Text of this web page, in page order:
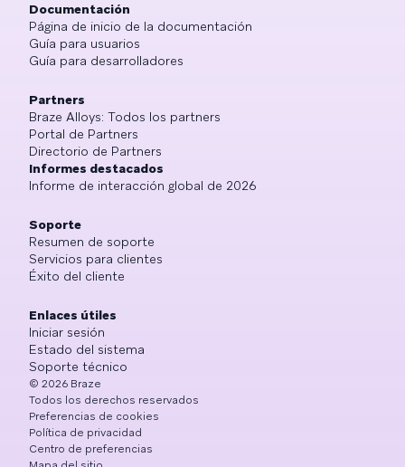
Documentación
Página de inicio de la documentación
Guía para usuarios
Guía para desarrolladores
Partners
Braze Alloys: Todos los partners
Portal de Partners
Directorio de Partners
Informes destacados
Informe de interacción global de 2026
Soporte
Resumen de soporte
Servicios para clientes
Éxito del cliente
Enlaces útiles
Iniciar sesión
Estado del sistema
Soporte técnico
© 2026 Braze
Todos los derechos reservados
Preferencias de cookies
Política de privacidad
Centro de preferencias